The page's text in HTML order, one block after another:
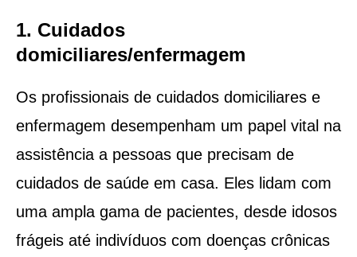
1. Cuidados
domiciliares/enfermagem
Os profissionais de cuidados domiciliares e
enfermagem desempenham um papel vital na
assistência a pessoas que precisam de
cuidados de saúde em casa. Eles lidam com
uma ampla gama de pacientes, desde idosos
frágeis até indivíduos com doenças crônicas